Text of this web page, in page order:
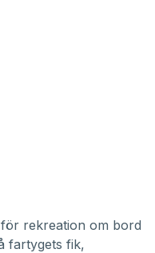
rekreation om bord
fartygets fik,